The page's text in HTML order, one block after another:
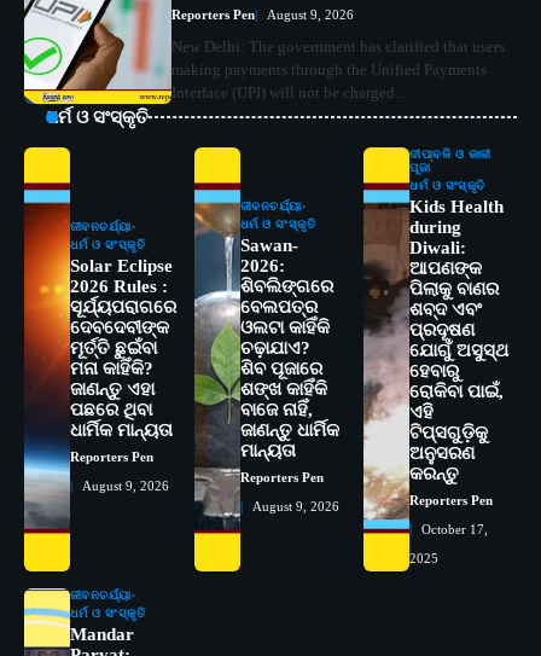
Reporters Pen August 9, 2026
New Delhi: The government has clarified that users
making payments through the Unified Payments
Interface (UPI) will not be charged…
ଧର୍ମ ଓ ସଂସ୍କୃତି
ଜୀବନଚର୍ଯ୍ୟା
ଧର୍ମ ଓ ସଂସ୍କୃତି
Solar Eclipse
2026 Rules :
ସୂର୍ଯ୍ୟପରାଗରେ
ଦେବଦେବୀଙ୍କ
ମୂର୍ତ୍ତି ଛୁଇଁବା
ମନା କାହିଁକି?
ଜାଣନ୍ତୁ ଏହା
ପଛରେ ଥିବା
ଧାର୍ମିକ ମାନ୍ୟତା
Reporters Pen
August 9, 2026
ଜୀବନଚର୍ଯ୍ୟା
ଧର୍ମ ଓ ସଂସ୍କୃତି
Sawan-
2026:
ଶିବଲିଙ୍ଗରେ
ବେଲପତ୍ର
ଓଲଟା କାହିଁକି
ଚଢ଼ାଯାଏ?
ଶିବ ପୂଜାରେ
ଶଙ୍ଖ କାହିଁକି
ବାଜେ ନାହିଁ,
ଜାଣନ୍ତୁ ଧାର୍ମିକ
ମାନ୍ୟତା
Reporters Pen
August 9, 2026
ଦୀପାବଳି ଓ କାଳୀ
ପୂଜା
ଧର୍ମ ଓ ସଂସ୍କୃତି
Kids Health
during
Diwali:
ଆପଣଙ୍କ
ପିଲାକୁ ବାଣର
ଶବ୍ଦ ଏବଂ
ପ୍ରଦୂଷଣ
ଯୋଗୁଁ ଅସୁସ୍ଥ
ହେବାରୁ
ରୋକିବା ପାଇଁ,
ଏହି
ଟିପ୍ସଗୁଡ଼ିକୁ
ଅନୁସରଣ
କରନ୍ତୁ
Reporters Pen
October 17,
2025
ଜୀବନଚର୍ଯ୍ୟା
ଧର୍ମ ଓ ସଂସ୍କୃତି
Mandar
ସୋଆର ୨୦ତମ ପ୍ରତିଷ୍ଠା ଦିବସରେ
ବିଶ୍ୱବିଦ୍ୟାଳୟର ସଫଳତା, ଉତ୍କର୍ଷତା ଓ
ଅଗ୍ରଗତିର ସ୍ମୃତିଚାରଣ
Reporters Pen
3
ରୋଗୀମାନେ ଡାକ୍ତରଙ୍କୁ ଭଗବାନ ସଦୃଶ
ମାନନ୍ତି: ସୋଆ ଉପସଭାପତି
4